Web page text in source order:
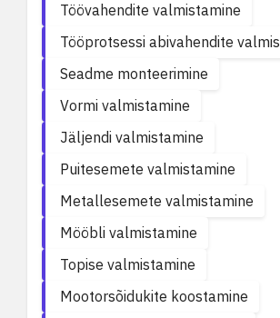
Töövahendite valmistamine
Tööprotsessi abivahendite
Seadme monteerimine
Vormi valmistamine
Jäljendi valmistamine
Puitesemete valmistamine
Metallesemete valmistamine
Mööbli valmistamine
Topise valmistamine
Mootorsõidukite koostamine